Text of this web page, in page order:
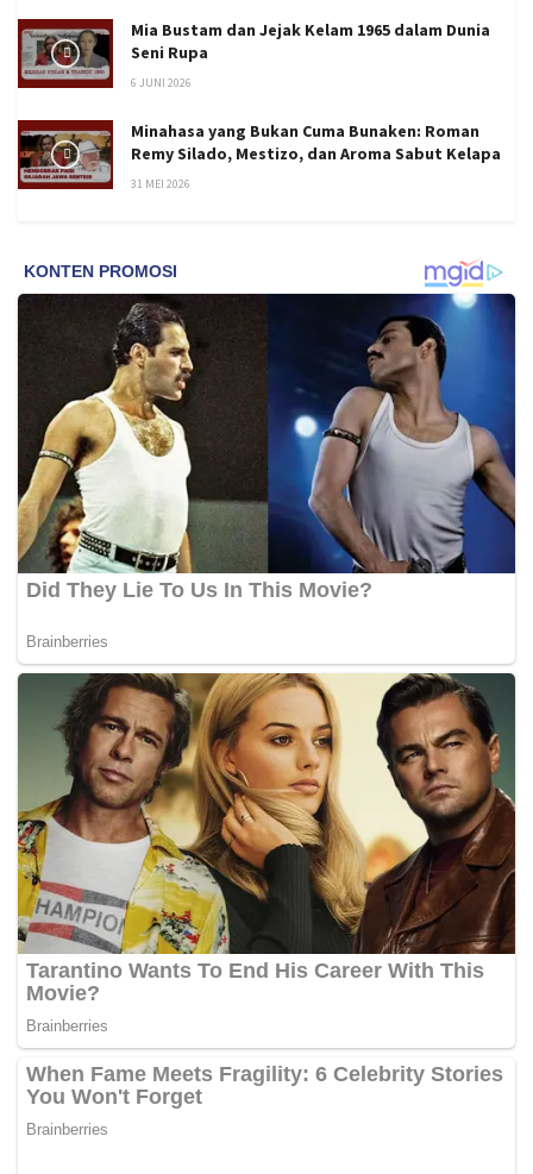
Mia Bustam dan Jejak Kelam 1965 dalam Dunia
Seni Rupa
6 JUNI 2026
Minahasa yang Bukan Cuma Bunaken: Roman
Remy Silado, Mestizo, dan Aroma Sabut Kelapa
31 MEI 2026